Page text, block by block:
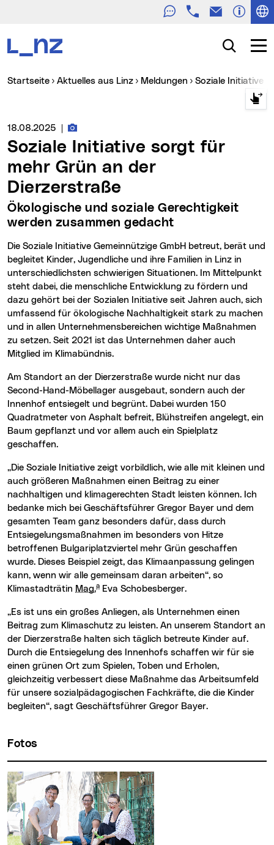
TelefonE-Mail
Suche
Sie sind hier:
Startseite Aktuelles aus Linz Meldungen Soziale Initiative
Medienservice vom:
18.08.2025 Fotos zur Meldung
Soziale Initiative sorgt für
mehr Grün an der
Dierzerstraße
Ökologische und soziale Gerechtigkeit
werden zusammen gedacht
Die Soziale Initiative Gemeinnützige GmbH betreut, berät und
begleitet Kinder, Jugendliche und ihre Familien in Linz in
unterschiedlichsten schwierigen Situationen. Im Mittelpunkt
steht dabei, die menschliche Entwicklung zu fördern und
dazu gehört bei der Sozialen Initiative seit Jahren auch, sich
umfassend für ökologische Nachhaltigkeit stark zu machen
und in allen Unternehmensbereichen wichtige Maßnahmen
zu setzen. Seit 2021 ist das Unternehmen daher auch
Mitglied im Klimabündnis.
Am Standort an der Dierzerstraße wurde nicht nur das
Second-Hand-Möbellager ausgebaut, sondern auch der
Innenhof entsiegelt und begrünt. Dabei wurden 150
Quadratmeter von Asphalt befreit, Blühstreifen angelegt, ein
Baum gepflanzt und vor allem auch ein Spielplatz
geschaffen.
„Die Soziale Initiative zeigt vorbildlich, wie alle mit kleinen und
auch größeren Maßnahmen einen Beitrag zu einer
nachhaltigen und klimagerechten Stadt leisten können. Ich
bedanke mich bei Geschäftsführer Gregor Bayer und dem
gesamten Team ganz besonders dafür, dass durch
Entsiegelungsmaßnahmen im besonders von Hitze
betroffenen Bulgariplatzviertel mehr Grün geschaffen
wurde. Dieses Beispiel zeigt, das Klimaanpassung gelingen
kann, wenn wir alle gemeinsam daran arbeiten“, so
Klimastadträtin Mag.a Eva Schobesberger.
„Es ist uns ein großes Anliegen, als Unternehmen einen
Beitrag zum Klimaschutz zu leisten. An unserem Standort an
der Dierzerstraße halten sich täglich betreute Kinder auf.
Durch die Entsiegelung des Innenhofs schaffen wir für sie
einen grünen Ort zum Spielen, Toben und Erholen,
gleichzeitig verbessert diese Maßnahme das Arbeitsumfeld
für unsere sozialpädagogischen Fachkräfte, die die Kinder
begleiten“, sagt Geschäftsführer Gregor Bayer.
Fotos